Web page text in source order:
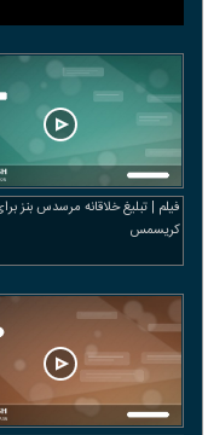
فیلم | تبلیغ خلاقانه مرسدس بنز
کریسمس